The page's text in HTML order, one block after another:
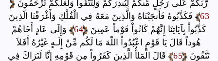
رَّبِّكُمْ عَلَى رَجُلٍ مِّنكُمْ لِيُنذِرَكُمْ وَلِتَتَّقُواْ وَلَعَلَّكُمْ تُرْحَمُونَ
63 فَكَذَّبُوهُ فَأَنجَيْنَاهُ وَالَّذِينَ مَعَهُ فِي الْفُلْكِ وَأَغْرَقْنَا الَّذِينَ
كَذَّبُواْ بِآيَاتِنَا إِنَّهُمْ كَانُواْ قَوْماً عَمِينَ 64 وَإِلَى عَادٍ أَخَاهُمْ
هُوداً قَالَ يَا قَوْمِ اعْبُدُواْ اللّهَ مَا لَكُم مِّنْ إِلَـهٍ غَيْرُهُ أَفَلاَ
تَتَّقُونَ 65 قَالَ الْمَلأُ الَّذِينَ كَفَرُواْ مِن قَوْمِهِ إِنَّا لَنَرَاكَ فِي